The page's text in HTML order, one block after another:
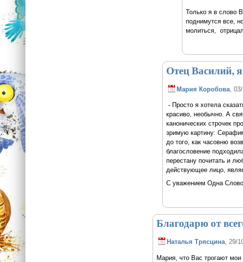
Только я в слово
поднимутся все,
молиться,
Отец Василий,
Мария Коробова,
- Просто я хотела
красиво, необычно. А
канонических строчек
зримую картину:
до того, как часовню
благословение
перестану почитать и
действующее лицо,
С уважением Одна
Благодарю от
Наталья Трясцина, 29/
Мария, что Вас трогают